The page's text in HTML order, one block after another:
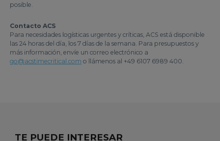
posible.
Contacto ACS
Para necesidades logísticas urgentes y críticas, ACS está disponible
las 24 horas del día, los 7 días de la semana. Para presupuestos y
más información, envíe un correo electrónico a
go@acstimecritical.com o llámenos al +49 6107 6989 400.
TE PUEDE INTERESAR